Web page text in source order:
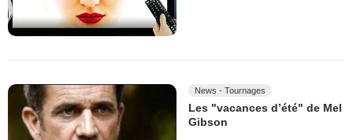
News - Tournages
Les "vacances d’été" de Mel
Gibson